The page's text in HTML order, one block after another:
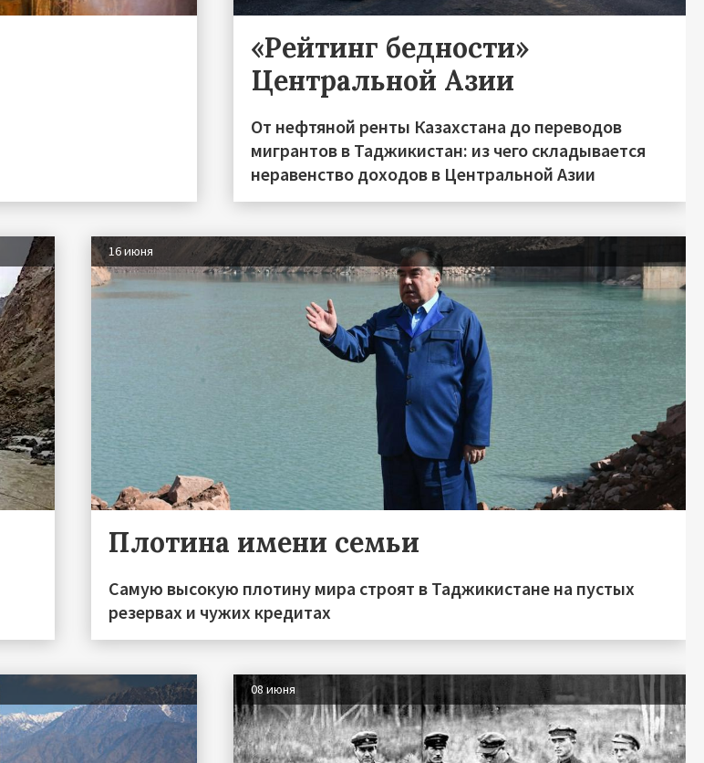
«Рейтинг бедности»
Центральной Азии
От нефтяной ренты Казахстана до переводов
мигрантов в Таджикистан: из чего складывается
неравенство доходов в Центральной Азии
16 июня
Плотина имени семьи
Самую высокую плотину мира строят в Таджикистане на пустых
резервах и чужих кредитах
08 июня